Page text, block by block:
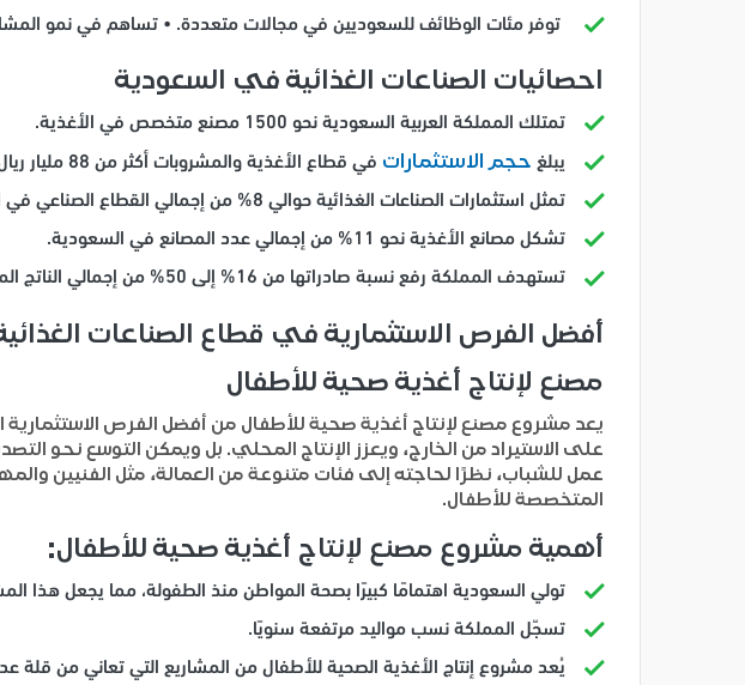
توفر مئات الوظائف للسعوديين في مجالات متعددة. • تساهم في نمو
احصائيات الصناعات الغذائية في السعودية
تمتلك المملكة العربية السعودية نحو 1500 مصنع متخصص في الأغذية.
يبلغ حجم الاستثمارات في قطاع الأغذية والمشروبات أكثر من 88 مليار ريال.
تمثل استثمارات الصناعات الغذائية حوالي 8% من إجمالي القطاع الصناعي في المملكة.
تشكل مصانع الأغذية نحو 11% من إجمالي عدد المصانع في السعودية.
تستهدف المملكة رفع نسبة صادراتها من 16% إلى 50% من إجمالي الناتج المحلي غير النفطي بحلول عام 2030.
أفضل الفرص الاستثمارية في قطاع الصناعات
مصنع لإنتاج أغذية صحية للأطفال
يعد مشروع مصنع لإنتاج أغذية صحية للأطفال من أفضل الفرص
على الاستيراد من الخارج، ويعزز الإنتاج المحلي. بل ويمكن التوسع نحو
عمل للشباب، نظرًا لحاجته إلى فئات متنوعة من العمالة، مثل الفنيين
المتخصصة للأطفال.
أهمية مشروع مصنع لإنتاج أغذية صحية للأطفال:
تولي السعودية اهتمامًا كبيرًا بصحة المواطن منذ الطفولة، مما يجعل هذا
تسجّل المملكة نسب مواليد مرتفعة سنويًا.
يُعد مشروع إنتاج الأغذية الصحية للأطفال من المشاريع التي تعاني من قلة